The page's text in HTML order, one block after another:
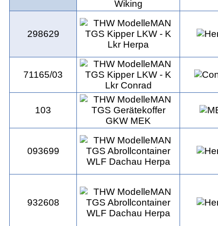
298629
71165/03
103
093699
932608